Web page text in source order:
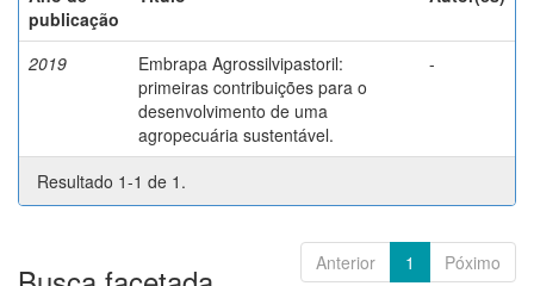
publicação
2019
Embrapa Agrossilvipastoril:
primeiras contribuições para o
desenvolvimento de uma
agropecuária sustentável.
-
Resultado 1-1 de 1.
Anterior 1 Póximo